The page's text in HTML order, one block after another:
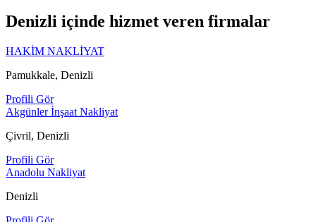
Denizli içinde hizmet veren firmalar
HAKİM NAKLİYAT
Pamukkale, Denizli
Profili Gör
Akgünler İnşaat Nakliyat
Çivril, Denizli
Profili Gör
Anadolu Nakliyat
Denizli